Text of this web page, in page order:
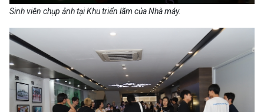
Sinh viên chụp ảnh tại Khu triển lãm của Nhà máy.